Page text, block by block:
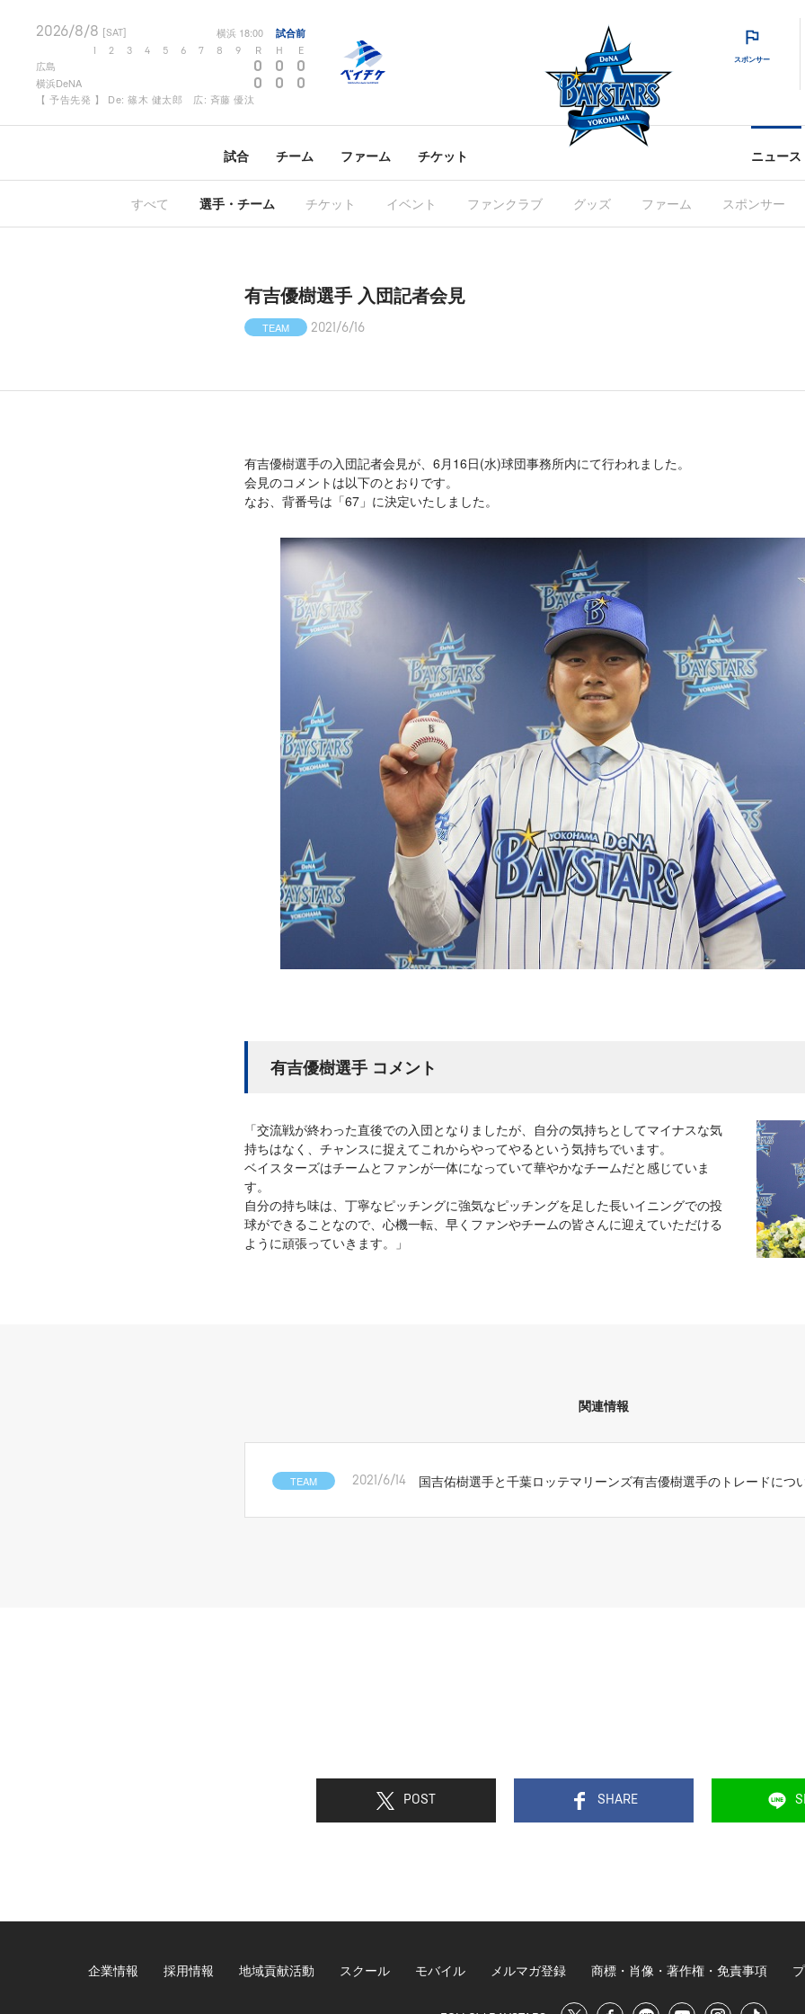
2026/8/8 [SAT] 横浜 18:00 試合前
2 3 4 5 6 7 8 9 R H E
広島 0 0 0
横浜DeNA 0 0 0
【 予告先発 】 De: 篠木 健太郎 広: 斉藤 優汰
スポンサー
試合 チーム ファーム チケット ニュース
すべて 選手・チーム チケット イベント ファンクラブ グッズ ファーム スポンサー
有吉優樹選手 入団記者会見
TEAM 2021/6/16
有吉優樹選手の入団記者会見が、6月16日(水)球団事務所内にて行われました。
会見のコメントは以下のとおりです。
なお、背番号は「67」に決定いたしました。
有吉優樹選手 コメント
「交流戦が終わった直後での入団となりましたが、自分の気持ちとしてマイナスな気
持ちはなく、チャンスに捉えてこれからやってやるという気持ちでいます。
ベイスターズはチームとファンが一体になっていて華やかなチームだと感じていま
す。
自分の持ち味は、丁寧なピッチングに強気なピッチングを足した長いイニングでの投
球ができることなので、心機一転、早くファンやチームの皆さんに迎えていただける
ように頑張っていきます。」
関連情報
TEAM 2021/6/14 国吉佑樹選手と千葉ロッテマリーンズ有吉優樹選手のトレードにつ
POST SHARE
企業情報 採用情報 地域貢献活動 スクール モバイル メルマガ登録 商標・肖像・著作権・免責事項